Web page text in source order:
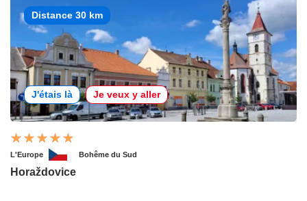
Distance 30 km
J'étais là Je veux y aller
L'Europe Bohême du Sud
Horaždovice